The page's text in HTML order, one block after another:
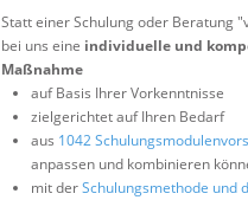
Statt einer Schulung oder Beratung
bei uns eine individuelle und
Maßnahme
auf Basis Ihrer Vorkenntnisse
zielgerichtet auf Ihren Bedarf
aus 1042
anpassen und kombinieren
mit derSchulungsmethode und